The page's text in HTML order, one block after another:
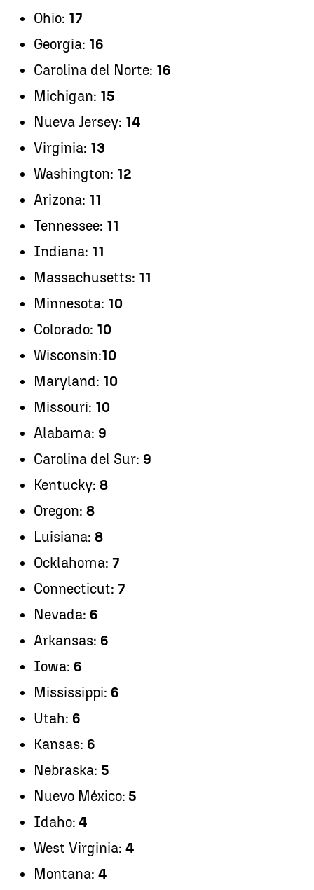
Ohio: 17
Georgia: 16
Carolina del Norte: 16
Michigan: 15
Nueva Jersey: 14
Virginia: 13
Washington: 12
Arizona: 11
Tennessee: 11
Indiana: 11
Massachusetts: 11
Minnesota: 10
Colorado: 10
Wisconsin:10
Maryland: 10
Missouri: 10
Alabama: 9
Carolina del Sur: 9
Kentucky: 8
Oregon: 8
Luisiana: 8
Ocklahoma: 7
Connecticut: 7
Nevada: 6
Arkansas: 6
Iowa: 6
Mississippi: 6
Utah: 6
Kansas: 6
Nebraska: 5
Nuevo México: 5
Idaho: 4
West Virginia: 4
Montana: 4